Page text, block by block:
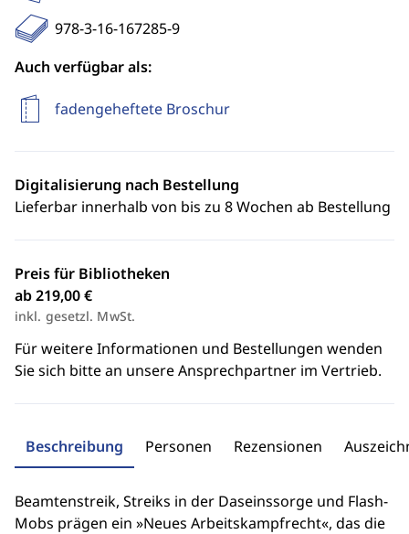
978-3-16-167285-9
Auch verfügbar als:
fadengeheftete Broschur
Digitalisierung nach Bestellung
Lieferbar innerhalb von bis zu 8 Wochen ab Bestellung
Preis für Bibliotheken
ab 219,00 €
inkl. gesetzl. MwSt.
Für weitere Informationen und Bestellungen wenden
Sie sich bitte an unsere Ansprechpartner im Vertrieb.
Beschreibung Personen Rezensionen
Beamtenstreik, Streiks in der Daseinssorge und Flash-
Mobs prägen ein »Neues Arbeitskampfrecht«, das die